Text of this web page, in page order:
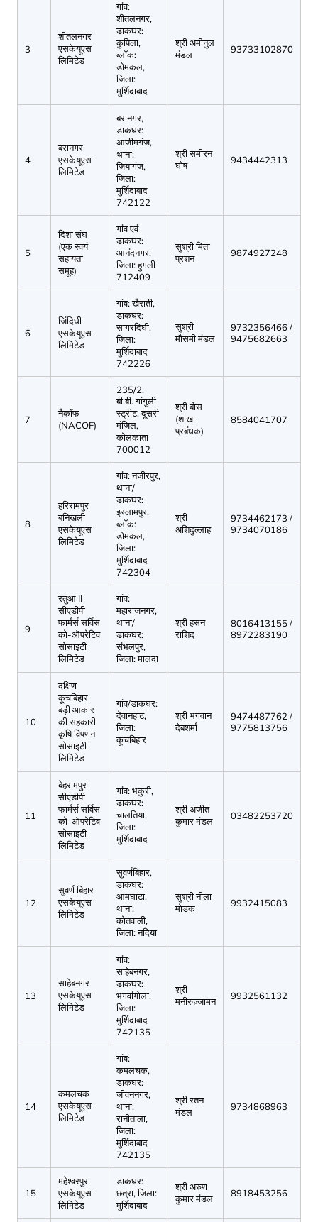
3
शीतलनगर
एसकेयूएस
लिमिटेड
गांव:
शीतलनगर,
डाकघर:
कुपिला,
ब्लॉक:
डोमकल,
जिला:
मुर्शिदाबाद
श्री अमीनुल
मंडल
93733102870
4
बरानगर
एसकेयूएस
लिमिटेड
बरानगर,
डाकघर:
आजीमगंज,
थाना:
जियागंज,
जिला:
मुर्शिदाबाद
742122
श्री समीरन
घोष
9434442313
5
दिशा संघ
(एक स्वयं
सहायता
समूह)
गांव एवं
डाकघर:
आनंदनगर,
जिला: हुगली
712409
सुश्री मिता
प्रशन
9874927248
6
जिंदिघी
एसकेयूएस
लिमिटेड
गांव: खैराती,
डाकघर:
सागरदिघी,
जिला:
मुर्शिदाबाद
742226
सुश्री
मौसमी मंडल
9732356466 /
9475682663
7
नैकॉफ
(NACOF)
235/2,
बी.बी. गांगुली
स्ट्रीट, दूसरी
मंजिल,
कोलकाता
700012
श्री बोस
(शाखा
प्रबंधक)
8584041707
8
हरिरामपुर
बनिखली
एसकेयूएस
लिमिटेड
गांव: नजीरपुर,
थाना/
डाकघर:
इस्लामपुर,
ब्लॉक:
डोमकल,
जिला:
मुर्शिदाबाद
742304
श्री
अशिदुल्लाह
9734462173 /
9734070186
9
रतुआ II
सीएडीपी
फार्मर्स सर्विस
को-ऑपरेटिव
सोसाइटी
लिमिटेड
गांव:
महाराजनगर,
थाना/
डाकघर:
संभलपुर,
जिला: मालदा
श्री हसन
राशिद
8016413155 /
8972283190
10
दक्षिण
कूचबिहार
बड़ी आकार
की सहकारी
कृषि विपणन
सोसाइटी
लिमिटेड
गांव/डाकघर:
देवानहाट,
जिला:
कूचबिहार
श्री भगवान
देबशर्मा
9474487762 /
9775813756
11
बेहरामपुर
सीएडीपी
फार्मर्स सर्विस
को-ऑपरेटिव
सोसाइटी
लिमिटेड
गांव: भकुरी,
डाकघर:
चालतिया,
जिला:
मुर्शिदाबाद
श्री अजीत
कुमार मंडल
03482253720
12
सुवर्ण बिहार
एसकेयूएस
लिमिटेड
सुवर्णबिहार,
डाकघर:
आमघाटा,
थाना:
कोतवाली,
जिला: नदिया
सुश्री नीला
मोडक
9932415083
13
साहेबनगर
एसकेयूएस
लिमिटेड
गांव:
साहेबनगर,
डाकघर:
भगवांगोला,
जिला:
मुर्शिदाबाद
742135
श्री
मनीरुज़्जामन
9932561132
14
कमलचक
एसकेयूएस
लिमिटेड
गांव:
कमलचक,
डाकघर:
जीवननगर,
थाना:
रानीताला,
जिला:
मुर्शिदाबाद
742135
श्री रतन
मंडल
9734868963
15
महेश्वरपुर
एसकेयूएस
लिमिटेड
डाकघर:
छत्रा, जिला:
मुर्शिदाबाद
श्री अरुण
कुमार मंडल
8918453256